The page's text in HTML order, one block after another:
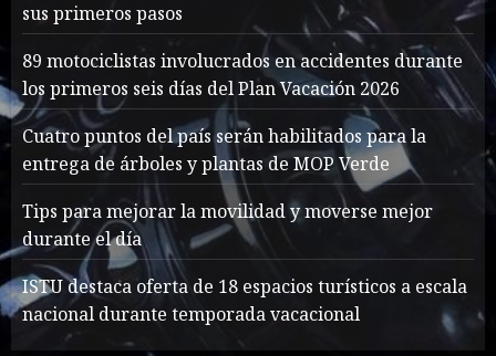
1
Jorge Messi, el hombre
que acompañó a Lionel
desde sus primeros pasos
AGOSTO 8, 2026 54
2
Searching for the
forgotten heroes of World
War Two
MAYO 14, 2024 866
sus primeros pasos
89 motociclistas involucrados en accidentes durante
los primeros seis días del Plan Vacación 2026
Cuatro puntos del país serán habilitados para la
entrega de árboles y plantas de MOP Verde
Tips para mejorar la movilidad y moverse mejor
durante el día
ISTU destaca oferta de 18 espacios turísticos a escala
nacional durante temporada vacacional